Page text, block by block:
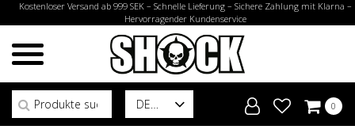
Kostenloser Versand ab 999 SEK – Schnelle Lieferung – Sichere Zahlung mit Klarna –
Hervorragender Kundenservice
DE
Suchen nach:
0